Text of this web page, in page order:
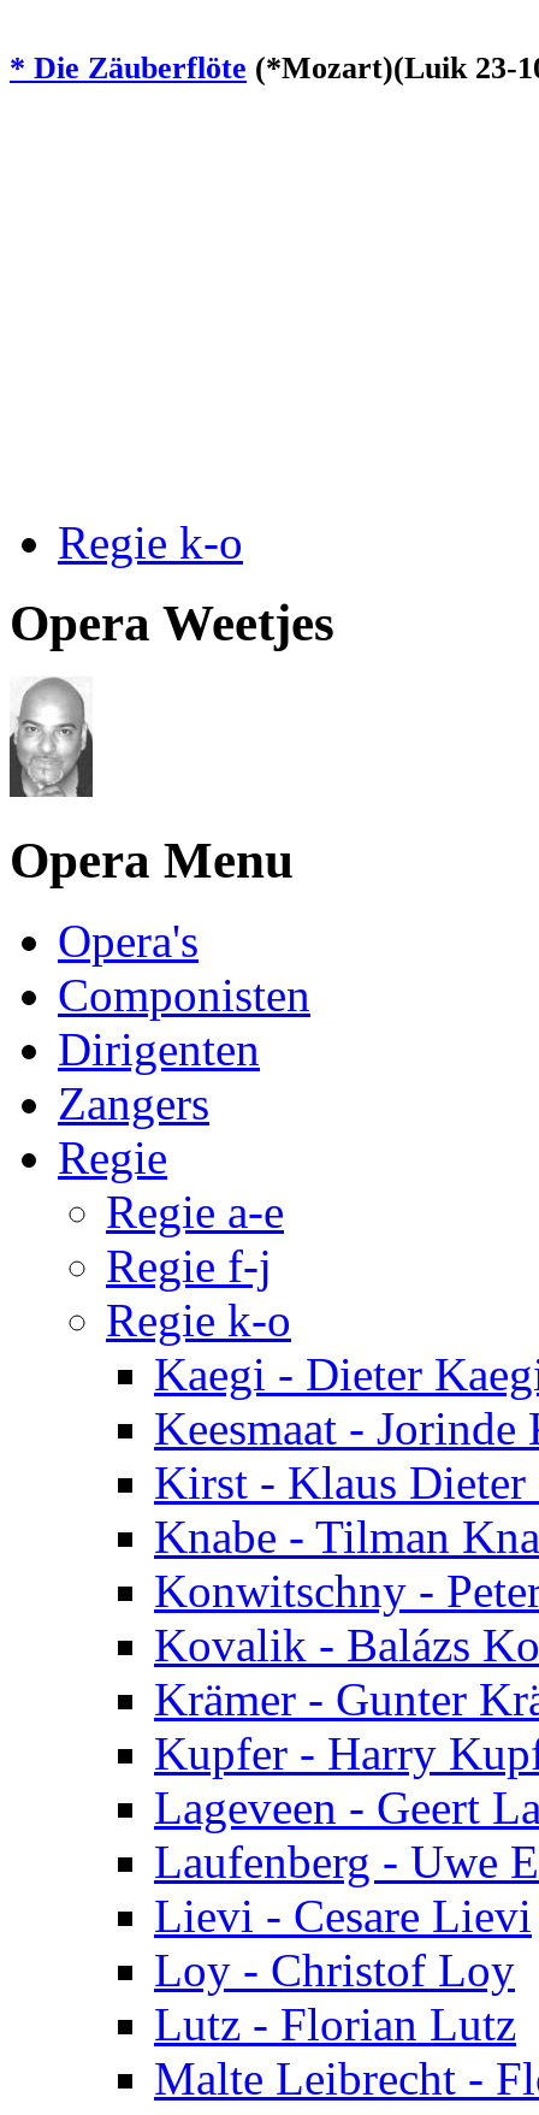
* Die Zäuberflöte (*Mozart)(Luik 23-
Regie k-o
Opera Weetjes
Opera Menu
Opera's
Componisten
Dirigenten
Zangers
Regie
Regie a-e
Regie f-j
Regie k-o
Kaegi - Dieter
Keesmaat - Jorinde
Kirst - Klaus
Knabe - Tilman
Konwitschny -
Kovalik - Balázs
Krämer - Gunter
Kupfer - Harry
Lageveen - Geert
Laufenberg - Uwe
Lievi - Cesare Lievi
Loy - Christof Loy
Lutz - Florian Lutz
Malte Leibrecht -